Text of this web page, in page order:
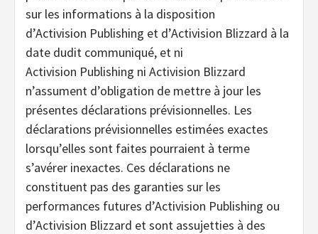
sur les informations à la disposition
d’Activision Publishing et d’Activision Blizzard à la
date dudit communiqué, et ni
Activision Publishing ni Activision Blizzard
n’assument d’obligation de mettre à jour les
présentes déclarations prévisionnelles. Les
déclarations prévisionnelles estimées exactes
lorsqu’elles sont faites pourraient à terme
s’avérer inexactes. Ces déclarations ne
constituent pas des garanties sur les
performances futures d’Activision Publishing ou
d’Activision Blizzard et sont assujetties à des